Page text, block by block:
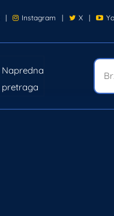
| Instagram | X |
Napredna
pretraga